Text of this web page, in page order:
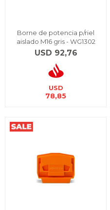
Borne de potencia p/riel
aislado M16 gris - WG1302
USD 92,76
USD
78,85